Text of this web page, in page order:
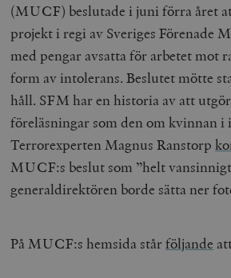
(MUCF) beslutade i juni förra året
projekt i regi av Sveriges Förenade
med pengar avsatta för arbetet mot
form av intolerans. Beslutet mötte
håll. SFM har en historia av att
föreläsningar som den om kvinnan i
Terrorexperten Magnus Ranstorp
MUCF:s beslut som ”helt
generaldirektören borde sätta ner
På MUCF:s hemsida stårföljande